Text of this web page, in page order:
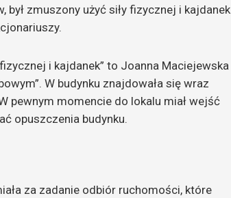
był zmuszony użyć siły fizycznej i kajdanek
i kajdanek” to Joanna Maciejewska
W budynku znajdowała się wraz
pewnym momencie do lokalu miał wejść
opuszczenia budynku.
za zadanie odbiór ruchomości, które